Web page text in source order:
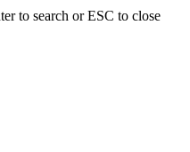
to search or ESC to close